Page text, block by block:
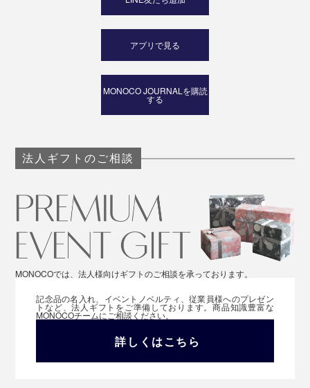
母の日や敬老の日、誕生日、クリスマスなど、相手の心
と体をいたわる贈り物は喜ばれるはずです。
アプリで見る
MONOCO JOURNALを購読
する
法人ギフトのご相談
MONOCOでは、法人様向けギフトのご相談を承っております。
記念品の名入れ、イベントノベルティ、従業員様へのプレゼン
トなど、法人ギフトをご準備しております。商品知識豊富な
MONOCOチームにご相談ください。
詳しくはこちら